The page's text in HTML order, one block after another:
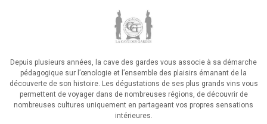
Depuis plusieurs années, la cave des gardes vous associe à sa démarche
pédagogique sur l’œnologie et l’ensemble des plaisirs émanant de la
découverte de son histoire. Les dégustations de ses plus grands vins vous
permettent de voyager dans de nombreuses régions, de découvrir de
nombreuses cultures uniquement en partageant vos propres sensations
intérieures.